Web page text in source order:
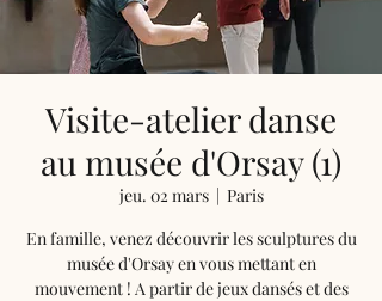
Visite-atelier danse
au musée d'Orsay (1)
jeu. 02 mars
  |
Paris
En famille, venez découvrir les sculptures du
musée d'Orsay en vous mettant en
mouvement ! A partir de jeux dansés et des